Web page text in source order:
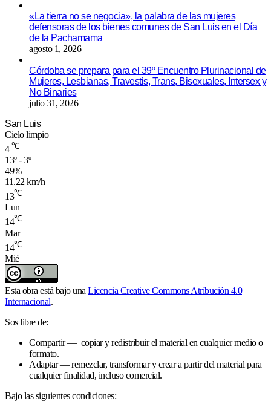
«La tierra no se negocia», la palabra de las mujeres
defensoras de los bienes comunes de San Luis en el Día
de la Pachamama
agosto 1, 2026
Córdoba se prepara para el 39º Encuentro Plurinacional de
Mujeres, Lesbianas, Travestis, Trans, Bisexuales, Intersex y
No Binaries
julio 31, 2026
San Luis
Cielo limpio
4 ℃
13º - 3º
49%
11.22 km/h
13℃
Lun
14℃
Mar
14℃
Mié
Esta obra está bajo una Licencia Creative Commons Atribución 4.0
Internacional.
Sos libre de:
Compartir — copiar y redistribuir el material en cualquier medio o
formato.
Adaptar — remezclar, transformar y crear a partir del material para
cualquier finalidad, incluso comercial.
Bajo las siguientes condiciones: